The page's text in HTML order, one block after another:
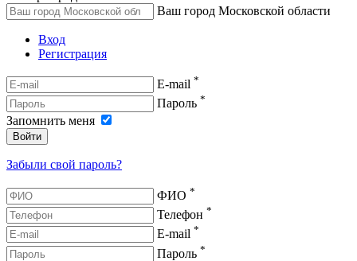
Ваш город Московской области
Вход
Регистрация
E-mail *
Пароль *
Запомнить меня
Войти
Забыли свой пароль?
ФИО *
Телефон *
E-mail *
Пароль *